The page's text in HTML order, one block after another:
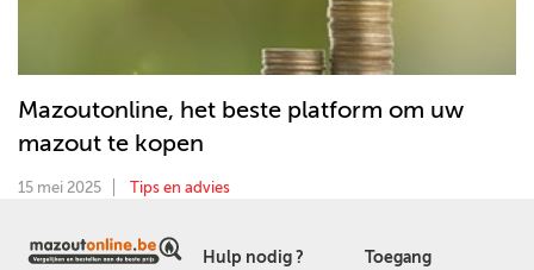
Mazoutonline, het beste platform om uw
mazout te kopen
15 mei 2025 Tips en advies
Hulp nodig ? Toegang